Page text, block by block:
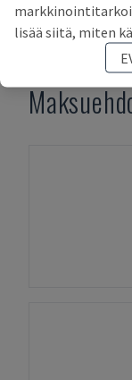
lisää siitä, miten